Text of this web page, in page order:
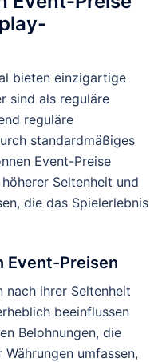
bieten einzigartige
sind als reguläre
reguläre
standardmäßiges
Event-Preise
Seltenheit und
die das Spielerlebnis
Event-Preisen
nach ihrer Seltenheit
beeinflussen
Belohnungen, die
umfassen,